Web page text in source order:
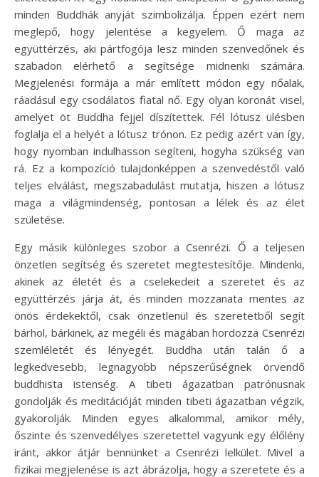
minden Buddhák anyját szimbolizálja. Éppen ezért nem
meglepő, hogy jelentése a kegyelem. Ő maga az
együttérzés, aki pártfogója lesz minden szenvedőnek és
szabadon elérhető a segítsége midnenki számára.
Megjelenési formája a már említett módon egy nőalak,
ráadásul egy csodálatos fiatal nő. Egy olyan koronát visel,
amelyet öt Buddha fejjel díszítettek. Fél lótusz ülésben
foglalja el a helyét a lótusz trónon. Ez pedig azért van így,
hogy nyomban indulhasson segíteni, hogyha szükség van
rá. Ez a kompozíció tulajdonképpen a szenvedéstől való
teljes elválást, megszabadulást mutatja, hiszen a lótusz
maga a világmindenség, pontosan a lélek és az élet
születése.
Egy másik különleges szobor a Csenrézi. Ő a teljesen
önzetlen segítség és szeretet megtestesítője. Mindenki,
akinek az életét és a cselekedeit a szeretet és az
együttérzés járja át, és minden mozzanata mentes az
önös érdekektől, csak önzetlenül és szeretetből segít
bárhol, bárkinek, az megéli és magában hordozza Csenrézi
szemléletét és lényegét. Buddha után talán ő a
legkedvesebb, legnagyobb népszerűségnek örvendő
buddhista istenség. A tibeti ágazatban patrónusnak
gondolják és meditációját minden tibeti ágazatban végzik,
gyakorolják. Minden egyes alkalommal, amikor mély,
őszinte és szenvedélyes szeretettel vagyunk egy élőlény
iránt, akkor átjár bennünket a Csenrézi lelkület. Mivel a
fizikai megjelenése is azt ábrázolja, hogy a szeretete és a